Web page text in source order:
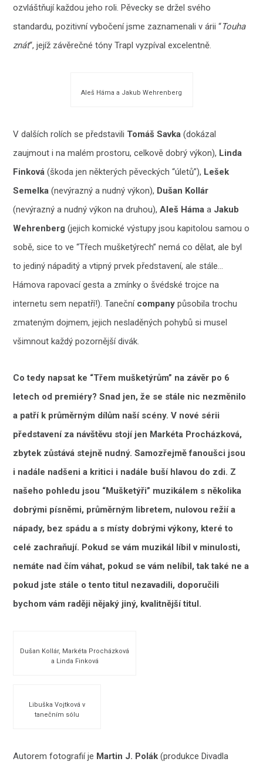
ozvláštňují každou jeho roli. Pěvecky se držel svého
standardu, pozitivní vybočení jsme zaznamenali v árii “Touha
znát“, jejíž závěrečné tóny Trapl vyzpíval excelentně.
Aleš Háma a Jakub Wehrenberg
V dalších rolích se představili Tomáš Savka (dokázal
zaujmout i na malém prostoru, celkově dobrý výkon), Linda
Finková (škoda jen některých pěveckých “úletů”), Lešek
Semelka (nevýrazný a nudný výkon), Dušan Kollár
(nevýrazný a nudný výkon na druhou), Aleš Háma a Jakub
Wehrenberg (jejich komické výstupy jsou kapitolou samou o
sobě, sice to ve “Třech mušketýrech” nemá co dělat, ale byl
to jediný nápaditý a vtipný prvek představení, ale stále…
Hámova rapovací gesta a zmínky o švédské trojce na
internetu sem nepatří!). Taneční companypůsobila trochu
zmateným dojmem, jejich nesladěných pohybů si musel
všimnout každý pozornější divák.
Co tedy napsat ke “Třem mušketýrům” na závěr po 6
letech od premiéry? Snad jen, že se stále nic nezměnilo
a patří k průměrným dílům naší scény. V nové sérii
představení za návštěvu stojí jen Markéta Procházková,
zbytek zůstává stejně nudný. Samozřejmě fanoušci jsou
i nadále nadšeni a kritici i nadále buší hlavou do zdi. Z
našeho pohledu jsou “Mušketýři” muzikálem s několika
dobrými písněmi, průměrným libretem, nulovou režií a
nápady, bez spádu a s místy dobrými výkony, které to
celé zachraňují. Pokud se vám muzikál líbil v minulosti,
nemáte nad čím váhat, pokud se vám nelíbil, tak také ne a
pokud jste stále o tento titul nezavadili, doporučili
bychom vám raději nějaký jiný, kvalitnější titul.
Dušan Kollár, Markéta Procházková
a Linda Finková
Libuška Vojtková v
tanečním sólu
Autorem fotografií je Martin J. Polák (produkce Divadla